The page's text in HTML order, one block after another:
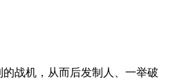
战机，从而后发制人、一举破